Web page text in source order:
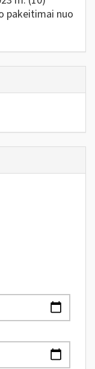
pakeitimai nuo